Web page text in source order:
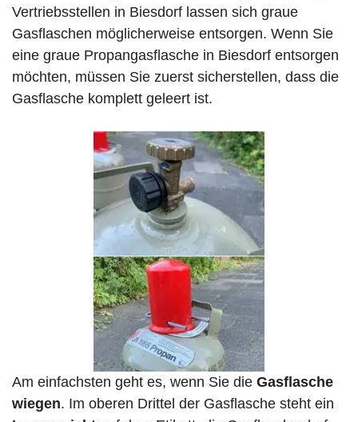
Vertriebsstellen in Biesdorf lassen sich graue
Gasflaschen möglicherweise entsorgen. Wenn Sie
eine graue Propangasflasche in Biesdorf entsorgen
möchten, müssen Sie zuerst sicherstellen, dass die
Gasflasche komplett geleert ist.
Am einfachsten geht es, wenn Sie die Gasflasche
wiegen. Im oberen Drittel der Gasflasche steht ein